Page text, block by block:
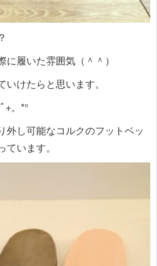
履いた雰囲気（＾＾）
けたらと思います。
。*°
外し可能なコルクのフットベッ
います。